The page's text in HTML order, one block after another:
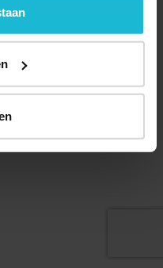
of weigeren.
Nederland
Disclaimer